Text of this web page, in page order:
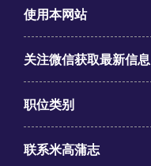
使用本网站
关注微信获取最新信息
职位类别
联系米高蒲志